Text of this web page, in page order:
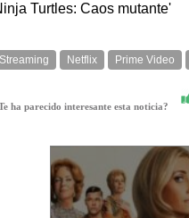
Turtles: Caos mutante'
Streaming Netflix Prime Video
ha parecido interesante esta noticia?